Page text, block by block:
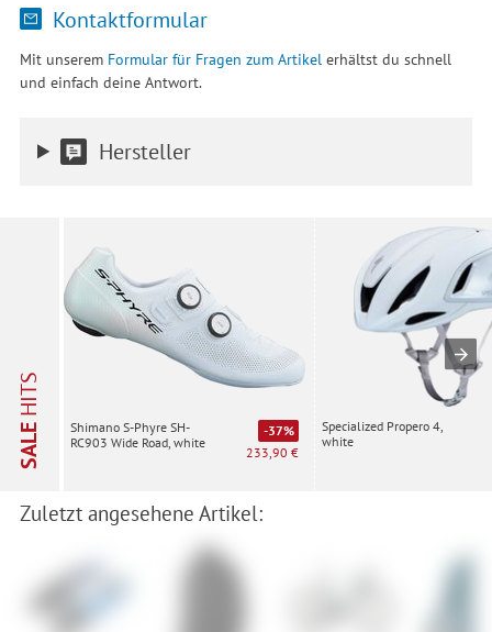
Kontaktformular
Mit unserem Formular für Fragen zum Artikelerhältst du schnell
und einfach deine Antwort.
Hersteller
SALE
HITS
Shimano S-Phyre SH-
RC903 Wide Road, white
-37%
233,90 €
Specialized Propero 4,
white
Zuletzt angesehene Artikel: